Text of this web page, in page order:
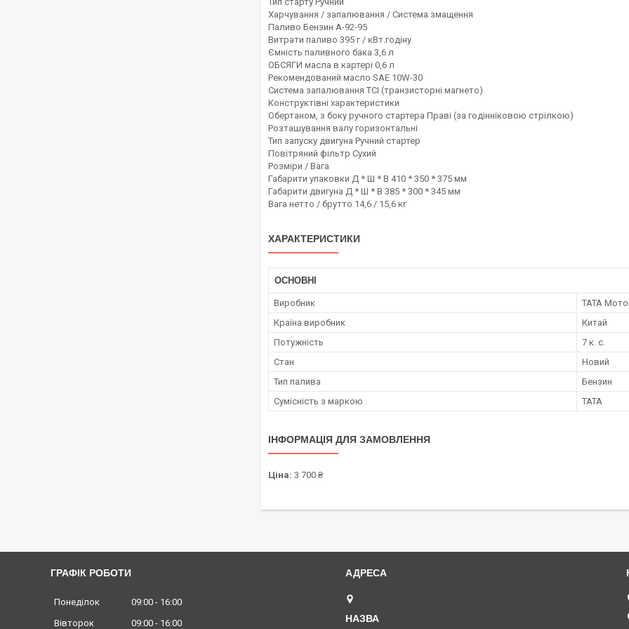
Харчування / запалювання / Система змащення
Паливо Бензин А-92-95
Витрати паливо 395 г / кВт.годіну
Ємність паливного бака 3,6 л
ОБСЯГИ масла в картері 0,6 л
Рекомендований масло SAE 10W-30
Система запалювання ТСІ (транзисторні магнето)
Конструктівні характеристики
Обертаном, з боку ручного стартера Праві (за годінніковою стрілкою)
Розташування валу горизонтальні
Тип запуску двигуна Ручний стартер
Повітряний фільтр Сухий
Розміри / Вага
Габарити упаковки Д * Ш * В 410 * 350 * 375 мм
Габарити двигуна Д * Ш * В 385 * 300 * 345 мм
Вага нетто / брутто 14,6 / 15,6 кг
ХАРАКТЕРИСТИКИ
ОСНОВНІ
Виробник
ТАТА
Країна виробник
Китай
Потужність
7 к. с.
Стан
Новий
Тип палива
Бензин
Сумісність з маркою
TATA
ІНФОРМАЦІЯ ДЛЯ ЗАМОВЛЕННЯ
Ціна: 3 700 ₴
ГРАФІК РОБОТИ
Понеділок 09:00
16:00
Вівторок
09:00 16:00